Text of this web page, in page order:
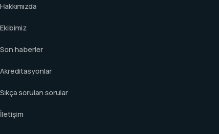
Hakkımızda
Ekibimiz
Son haberler
Akreditasyonlar
Sıkça sorulan sorular
İletişim